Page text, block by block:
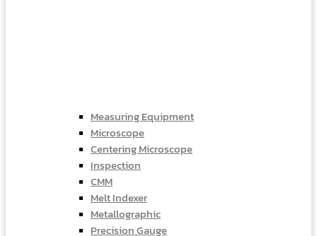
Measuring Equipment
Microscope
Centering Microscope
Inspection
CMM
Melt Indexer
Metallographic
Precision Gauge